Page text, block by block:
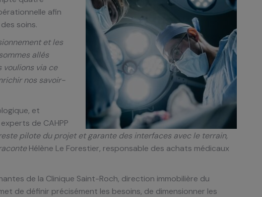
afin
soins.
et les
allés
voulions via ce
nos savoir-
et
de CAHPP
pilote du projet et garante des interfaces avec le terrain,
Hélène Le Forestier, responsable des achats médicaux
de la Clinique Saint-Roch, direction immobilière du
de définir précisément les besoins, de dimensionner les